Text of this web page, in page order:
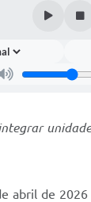
abril de